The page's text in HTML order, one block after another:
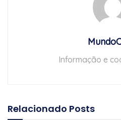
Informação e
Relacionado Posts